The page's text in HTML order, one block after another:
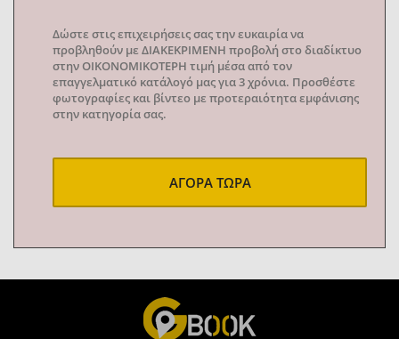
Δώστε στις επιχειρήσεις σας την ευκαιρία να
προβληθούν με ΔΙΑΚΕΚΡΙΜΕΝΗ προβολή στο διαδίκτυο
στην ΟΙΚΟΝΟΜΙΚΟΤΕΡΗ τιμή μέσα από τον
επαγγελματικό κατάλογό μας για 3 χρόνια. Προσθέστε
φωτογραφίες και βίντεο με προτεραιότητα εμφάνισης
στην κατηγορία σας.
ΑΓΟΡΑ ΤΩΡΑ